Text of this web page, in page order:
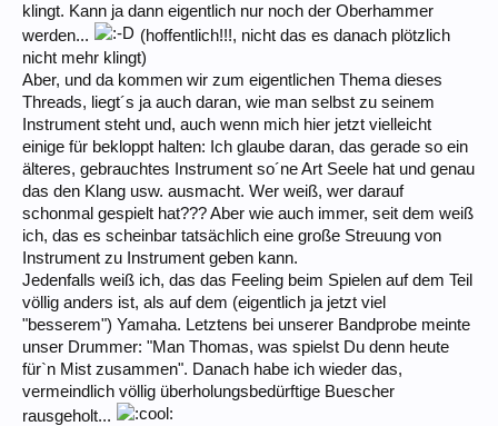
klingt. Kann ja dann eigentlich nur noch der Oberhammer
werden...
(hoffentlich!!!, nicht das es danach plötzlich
nicht mehr klingt)
Aber, und da kommen wir zum eigentlichen Thema dieses
Threads, liegt´s ja auch daran, wie man selbst zu seinem
Instrument steht und, auch wenn mich hier jetzt vielleicht
einige für bekloppt halten: Ich glaube daran, das gerade so ein
älteres, gebrauchtes Instrument so´ne Art Seele hat und genau
das den Klang usw. ausmacht. Wer weiß, wer darauf
schonmal gespielt hat??? Aber wie auch immer, seit dem weiß
ich, das es scheinbar tatsächlich eine große Streuung von
Instrument zu Instrument geben kann.
Jedenfalls weiß ich, das das Feeling beim Spielen auf dem Teil
völlig anders ist, als auf dem (eigentlich ja jetzt viel
"besserem") Yamaha. Letztens bei unserer Bandprobe meinte
unser Drummer: "Man Thomas, was spielst Du denn heute
für`n Mist zusammen". Danach habe ich wieder das,
vermeindlich völlig überholungsbedürftige Buescher
rausgeholt...